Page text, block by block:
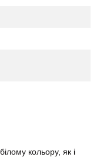
кольору, як і